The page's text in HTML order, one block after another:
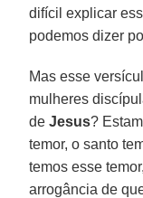
difícil explicar
podemos dizer
Mas esse
mulheres
deJesus?
temor, o santo
temos esse
arrogância de